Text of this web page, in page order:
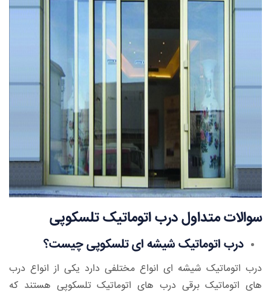
سوالات متداول درب اتوماتیک تلسکوپی
درب اتوماتیک شیشه ای تلسکوپی چیست؟
درب اتوماتیک شیشه ای انواع مختلفی دارد یکی از انواع درب
های اتوماتیک برقی درب های اتوماتیک تلسکوپی هستند که